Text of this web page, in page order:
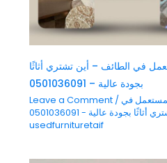
في الطائف – أين تشتري أثاثًا
بجودة عالية – 0501036091
Leave a Comment / في
بجودة عالية - 0501036091
usedfurnituretaif